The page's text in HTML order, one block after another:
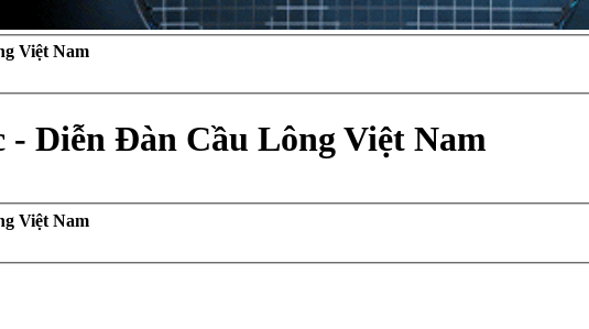
Việt Nam
Diễn Đàn Cầu Lông Việt Nam
Việt Nam